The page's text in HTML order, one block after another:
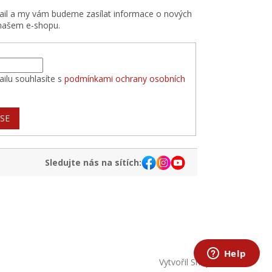
a my vám budeme zasílat informace o nových
e-shopu.
souhlasíte spodmínkami ochrany osobních
Sledujte nás na sítích:
Vytvořil Shoptet